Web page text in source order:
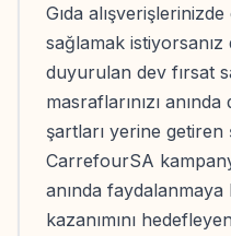
Gıda
sağlamak
duyurulan dev fırsat
masraflarınızı
şartları yerine getiren
CarrefourSA
anında faydalanmaya
kazanımını